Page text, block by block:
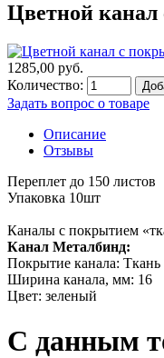
Цветной
1285,00 руб.
Количество:
Задать вопрос о товаре
Описание
Отзывы
Переплет до 150 листов
Упаковка 10шт
Каналы с покрытием
Канал Металбинд:
Покрытие канала: Ткань
Ширина канала, мм: 16
Цвет: зеленый
С данным